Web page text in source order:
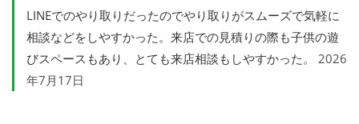
LINEでのやり取りだったのでやり取りがスムーズで気軽に
相談などをしやすかった。来店での見積りの際も子供の遊
びスペースもあり、とても来店相談もしやすかった。
2026
年7月17日